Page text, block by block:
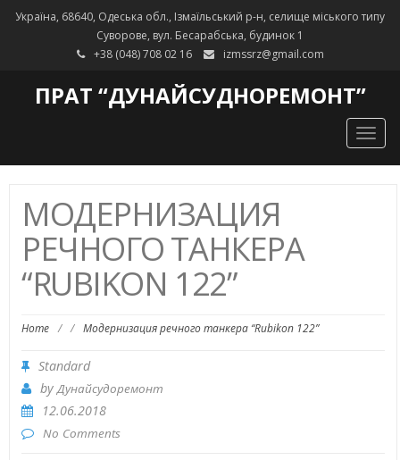
Україна, 68640, Одеська обл., Ізмаїльський р-н, селище міського типу
Суворове, вул. Бесарабська, будинок 1
+38 (048) 708 02 16
izmssrz@gmail.com
ПРАТ “ДУНАЙСУДНОРЕМОНТ”
МОДЕРНИЗАЦИЯ
РЕЧНОГО ТАНКЕРА
“RUBIKON 122”
Home / / Модернизация речного танкера “Rubikon 122”
Standard
byДунайсудоремонт
12.06.2018
No Comments